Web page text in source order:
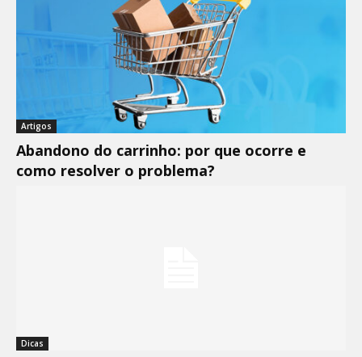
Artigos
Abandono do carrinho: por que ocorre e
como resolver o problema?
Dicas